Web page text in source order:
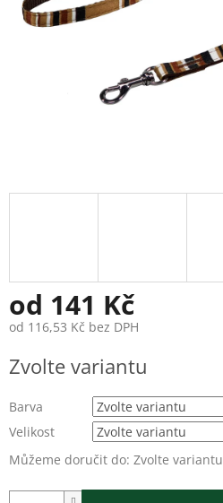
od 141 Kč
od 116,53 Kč bez DPH
cena:
Zvolte variantu
Barva
Velikost
Můžeme doručit do: Zvolte variantu